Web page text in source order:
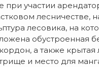
участии
лесовика, на
обустроенная
а также
и место для